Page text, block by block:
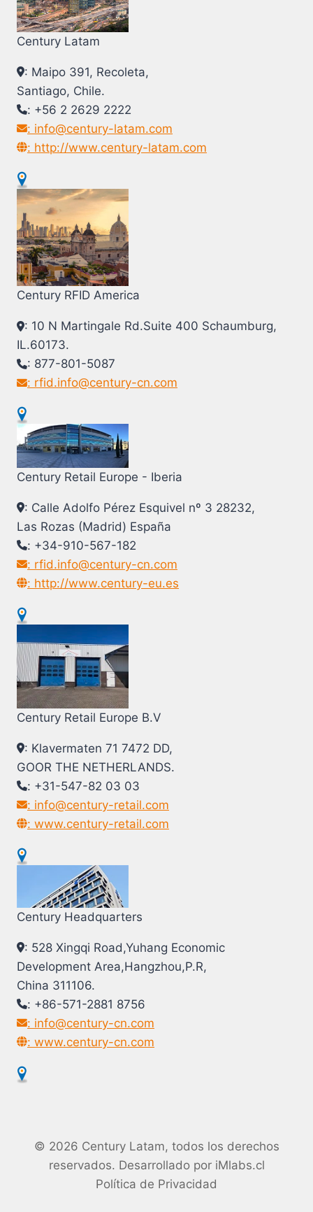
Century Latam
: Maipo 391, Recoleta,
Santiago, Chile.
: +56 2 2629 2222
: info@century-latam.com
: http://www.century-latam.com
Century RFID America
: 10 N Martingale Rd.Suite 400 Schaumburg,
IL.60173.
: 877-801-5087
: rfid.info@century-cn.com
Century Retail Europe - Iberia
: Calle Adolfo Pérez Esquivel nº 3 28232,
Las Rozas (Madrid) España
: +34-910-567-182
: rfid.info@century-cn.com
: http://www.century-eu.es
Century Retail Europe B.V
: Klavermaten 71 7472 DD,
GOOR THE NETHERLANDS.
: +31-547-82 03 03
: info@century-retail.com
: www.century-retail.com
Century Headquarters
: 528 Xingqi Road,Yuhang Economic
Development Area,Hangzhou,P.R,
China 311106.
: +86-571-2881 8756
: info@century-cn.com
: www.century-cn.com
© 2026 Century Latam, todos los derechos
reservados. Desarrollado por iMlabs.cl
Política de Privacidad